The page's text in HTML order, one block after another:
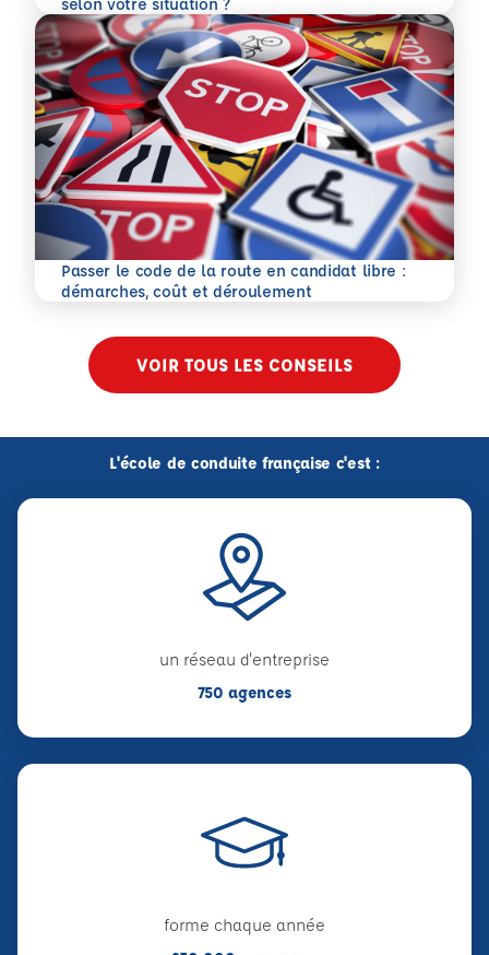
Passer le code de la route en candidat libre :
démarches, coût et déroulement
En savoir plus
VOIR TOUS LES CONSEILS
L'école de conduite française c'est :
un réseau d'entreprise
750 agences
forme chaque année